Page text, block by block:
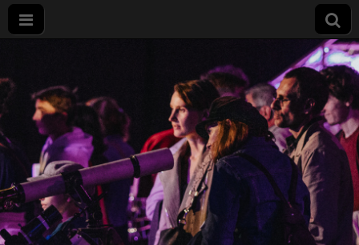
Nuit
européenne
des
chercheurs
à Dijon